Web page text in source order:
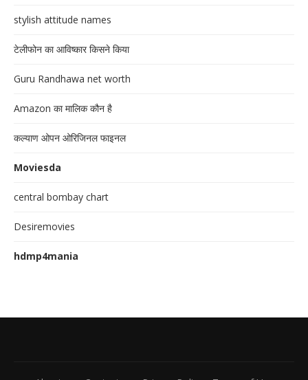
stylish attitude names
टेलीफोन का आविष्कार किसने किया
Guru Randhawa net worth
Amazon का मालिक कौन है
कल्याण ओपन ओरिजिनल फाइनल
Moviesda
central bombay chart
Desiremovies
hdmp4mania